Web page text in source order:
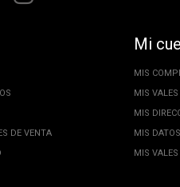
DE VENTA
Mi
MIS
MIS
MIS
MIS
MIS VALES